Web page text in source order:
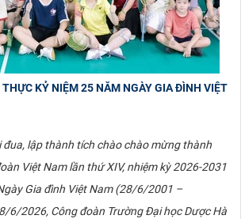
KỶ NIỆM 25 NĂM NGÀY GIA ĐÌNH VIỆT
đua, lập thành tích chào chào mừng thành
Việt Nam lần thứ XIV, nhiệm kỳ 2026-2031
Gia đình Việt Nam (28/6/2001 –
6/2026, Công đoàn Trường Đại học Dược Hà